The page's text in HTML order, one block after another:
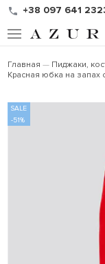
+38 097 641
Главная Пиджаки,
Красная юбка на запах